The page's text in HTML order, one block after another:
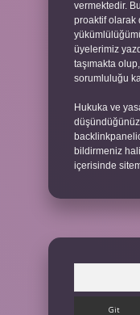
vermektedir.
proaktif olarak
üyelerimiz
taşımakta
sorumluluğu
Hukuka ve
bildirmeniz
içerisinde